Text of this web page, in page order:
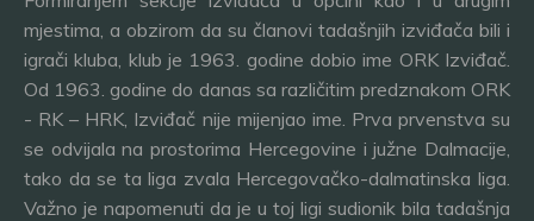
mjestima, a obzirom da su članovi tadašnjih izviđača bili i
igrači kluba, klub je 1963. godine dobio ime ORK Izviđač.
Od 1963. godine do danas sa različitim predznakom ORK
- RK – HRK, Izviđač nije mijenjao ime. Prva prvenstva su
se odvijala na prostorima Hercegovine i južne Dalmacije,
tako da se ta liga zvala Hercegovačko-dalmatinska liga.
Važno je napomenuti da je u toj ligi sudionik bila tadašnja